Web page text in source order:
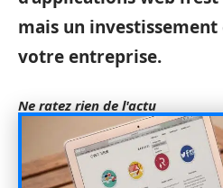
mais un investissement
votre entreprise.
Ne ratez rien de l'actu